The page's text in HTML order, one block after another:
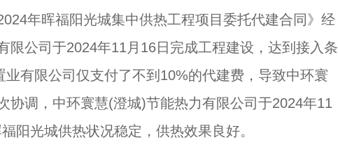
年晖福阳光城集中供热工程项目委托代建合同》经
公司于2024年11月16日完成工程建设，达到接入条
有限公司仅支付了不到10%的代建费，导致中环寰
调，中环寰慧(澄城)节能热力有限公司于2024年11
阳光城供热状况稳定，供热效果良好。